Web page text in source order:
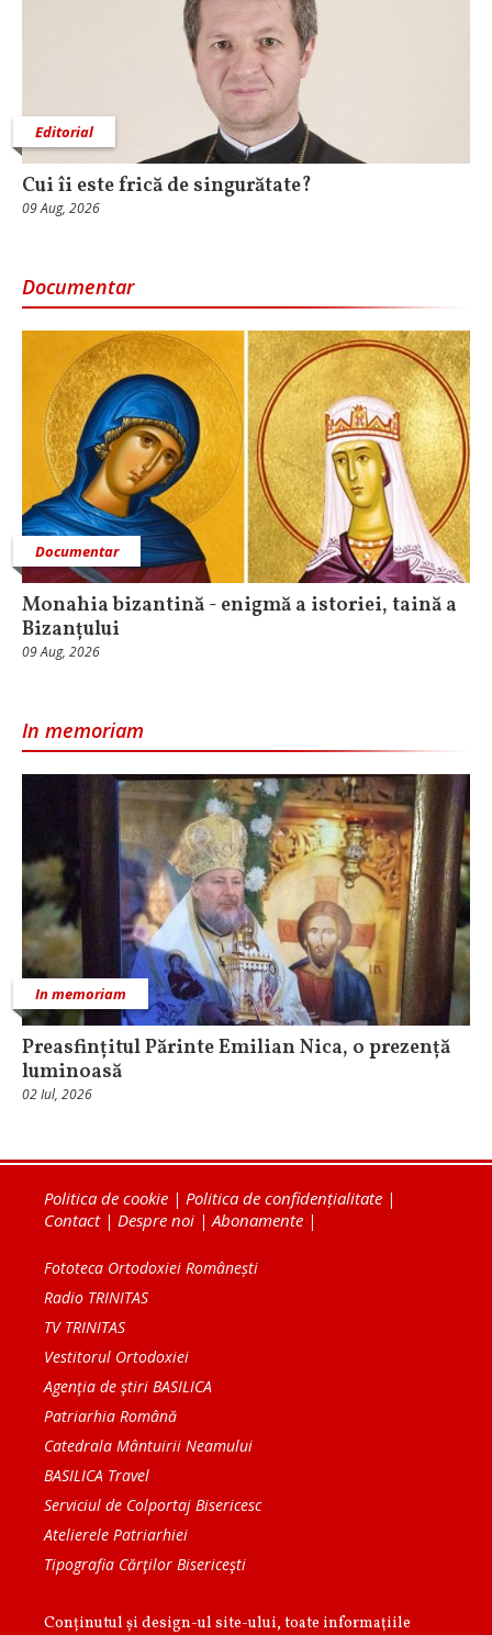
Editorial
Cui îi este frică de singurătate?
09 Aug, 2026
Documentar
Documentar
Monahia bizantină - enigmă a istoriei, taină a
Bizanțului
09 Aug, 2026
In memoriam
In memoriam
Preasfințitul Părinte Emilian Nica, o prezență
luminoasă
02 Iul, 2026
Politica de cookie | Politica de confidențialitate |
Contact| Despre noi |Abonamente |
Fototeca Ortodoxiei Românești
Radio TRINITAS
TV TRINITAS
Vestitorul Ortodoxiei
Agenţia de ştiri BASILICA
Patriarhia Română
Catedrala Mântuirii Neamului
BASILICA Travel
Serviciul de Colportaj Bisericesc
Atelierele Patriarhiei
Tipografia Cărţilor Bisericeşti
Conținutul și design-ul site-ului, toate informaţiile